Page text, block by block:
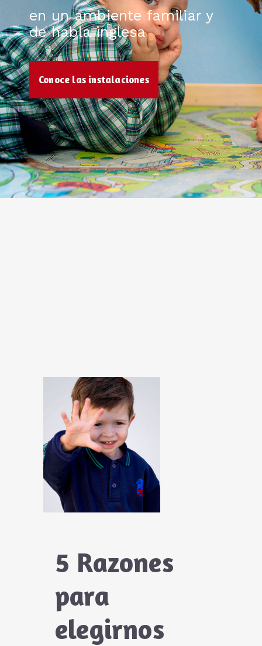
en un ambiente familiar y
de habla inglesa
Conoce las instalaciones
5 Razones
para
elegirnos